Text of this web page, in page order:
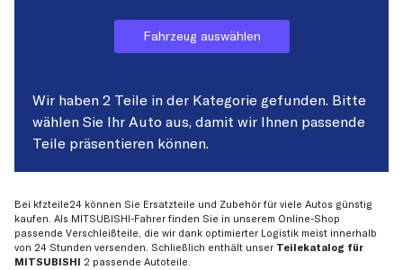
Fahrzeug auswählen
Wir haben 2 Teile in der Kategorie gefunden. Bitte
wählen Sie Ihr Auto aus, damit wir Ihnen passende
Teile präsentieren können.
Bei kfzteile24 können Sie Ersatzteile und Zubehör für viele Autos günstig
kaufen. Als MITSUBISHI-Fahrer finden Sie in unserem Online-Shop
passende Verschleißteile, die wir dank optimierter Logistik meist innerhalb
von 24 Stunden versenden. Schließlich enthält unser Teilekatalog für
MITSUBISHI 2 passende Autoteile.